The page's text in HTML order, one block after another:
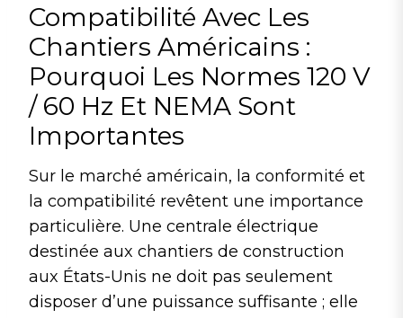
Compatibilité Avec Les
Chantiers Américains :
Pourquoi Les Normes 120 V
/ 60 Hz Et NEMA Sont
Importantes
Sur le marché américain, la conformité et
la compatibilité revêtent une importance
particulière. Une centrale électrique
destinée aux chantiers de construction
aux États-Unis ne doit pas seulement
disposer d’une puissance suffisante ; elle